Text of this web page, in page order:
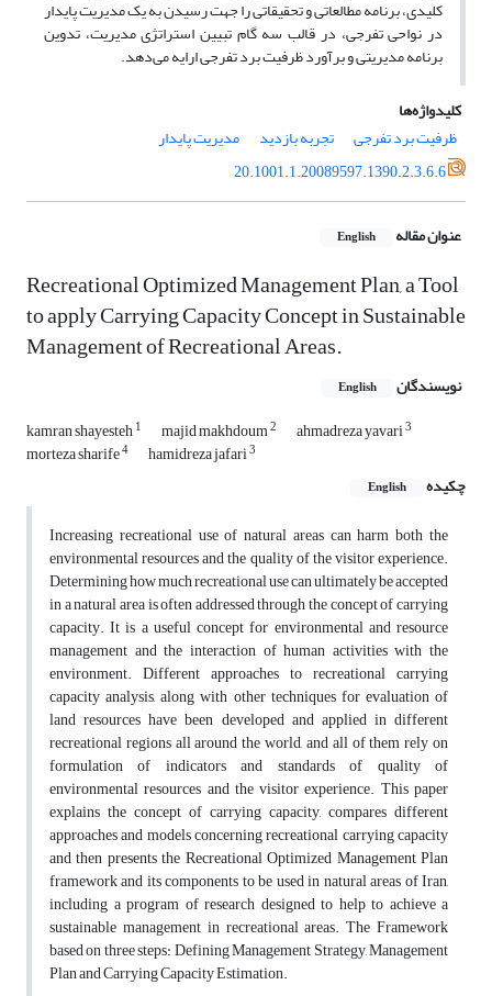
کلیدی، برنامه مطالعاتی و تحقیقاتی را جهت رسیدن به یک مدیریت پایدار
در نواحی تفرجی، در قالب سه گام تبیین استراتژی مدیریت، تدوین
برنامه مدیریتی و برآورد ظرفیت برد تفرجی ارایه می‌دهد.
کلیدواژه‌ها
ظرفیت برد تفرجی
تجربه بازدید
مدیریت پایدار
20.1001.1.20089597.1390.2.3.6.6
عنوان مقاله English
Recreational Optimized Management Plan, a Tool
to apply Carrying Capacity Concept in Sustainable
Management of Recreational Areas.
نویسندگان English
kamran shayesteh1 majid makhdoum2 ahmadreza yavari3
morteza sharife4 hamidreza jafari3
چکیده English
Increasing recreational use of natural areas can harm both the
environmental resources and the quality of the visitor experience.
Determining how much recreational use can ultimately be accepted
in a natural area is often addressed through the concept of carrying
capacity. It is a useful concept for environmental and resource
management and the interaction of human activities with the
environment. Different approaches to recreational carrying
capacity analysis, along with other techniques for evaluation of
land resources have been developed and applied in different
recreational regions all around the world, and all of them rely on
formulation of indicators and standards of quality of
environmental resources and the visitor experience. This paper
explains the concept of carrying capacity, compares different
approaches and models concerning recreational carrying capacity
and then presents the Recreational Optimized Management Plan
framework and its components to be used in natural areas of Iran,
including a program of research designed to help to achieve a
sustainable management in recreational areas. The Framework
based on three steps: Defining Management Strategy, Management
Plan and Carrying Capacity Estimation.